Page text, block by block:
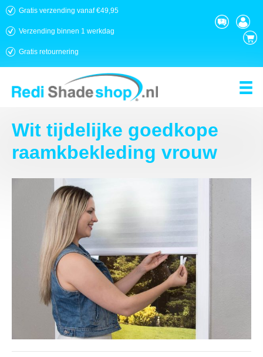
Gratis verzending vanaf €49,95
Verzending binnen 1 werkdag
Gratis retournering
Wit tijdelijke goedkope
raamkbekleding vrouw